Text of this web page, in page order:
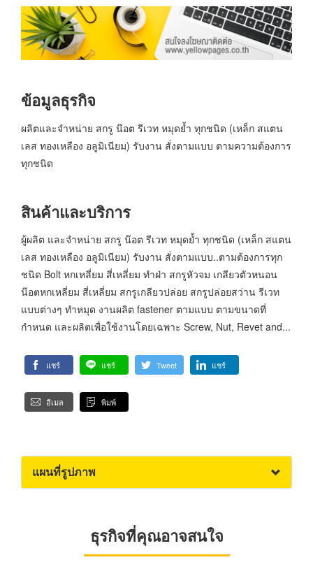
ข้อมูลธุรกิจ
ผลิตและจำหน่าย สกรู น๊อต รีเวท หมุดย้ำ ทุกชนิด (เหล็ก สแตน
เลส ทองเหลือง อลูมิเนียม) รับงาน สั่งตามแบบ ตามความต้องการ
ทุกชนิด
สินค้าและบริการ
ผู้ผลิต และจำหน่าย สกรู น๊อต รีเวท หมุดย้ำ ทุกชนิด (เหล็ก สแตน
เลส ทองเหลือง อลูมิเนียม) รับงาน สั่งตามแบบ..ตามต้องการทุก
ชนิด Bolt หกเหลี่ยม สี่เหลี่ยม ทำฝ่า สกรูหัวจม เกลียวตัวหนอน
น๊อตหกเหลี่ยม สี่เหลี่ยม สกรูเกลียวปล่อย สกรูปล่อยสว่าน รีเวท
แบบต่างๆ ทำหมุด งานผลิต fastener ตามแบบ ตามขนาดที่
กำหนด และผลิตเพื่อใช้งานโดยเฉพาะ Screw, Nut, Revet and...
แชร์ แชร์ Tweet แชร์
อีเมล พิมพ์
แผนที่รูปภาพ
ธุรกิจที่คุณอาจสนใจ